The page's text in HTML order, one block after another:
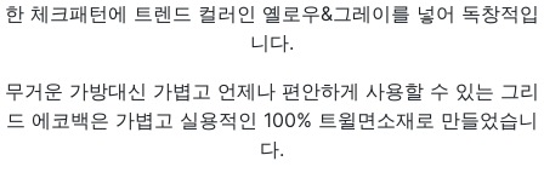
한 체크패턴에 트렌드 컬러인 옐로우&그레이를 넣어 독창적입
니다.
무거운 가방대신 가볍고 언제나 편안하게 사용할 수 있는 그리
드 에코백은 가볍고 실용적인 100% 트윌면소재로 만들었습니
다.